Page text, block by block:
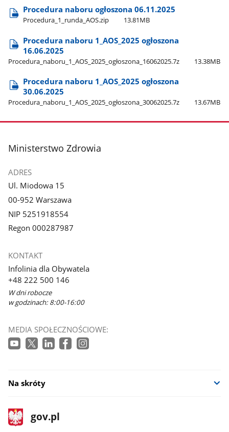
Procedura naboru ogłoszona 06.11.2025
Procedura​_1​_runda​_AOS.zip 13.81MB
Procedura naboru 1​_AOS​_2025 ogłoszona
16.06.2025
Procedura​_naboru​_1​_AOS​_2025​_ogłoszona​_16062025.7z 13.38MB
Procedura naboru 1​_AOS​_2025 ogłoszona
30.06.2025
Procedura​_naboru​_1​_AOS​_2025​_ogłoszona​_30062025.7z 13.67MB
stopka
Ministerstwo Zdrowia
ADRES
Ul. Miodowa 15
00-952 Warszawa
NIP 5251918554
Regon 000287987
KONTAKT
Infolinia dla Obywatela
+48 222 500 146
W dni robocze
w godzinach: 8:00-16:00
MEDIA SPOŁECZNOŚCIOWE:
Na skróty
stopka
gov.pl
Strona
gov.pl